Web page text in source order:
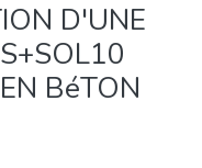
D'UNE
BéTON